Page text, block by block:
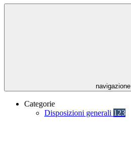
navigazione
Categorie
Disposizioni generali 123